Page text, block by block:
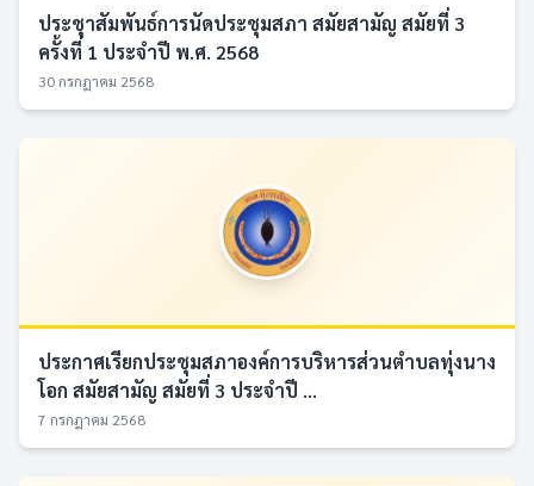
ประชุาสัมพันธ์การนัดประชุมสภา สมัยสามัญ สมัยที่ 3
ครั้งที่ 1 ประจำปี พ.ศ. 2568
30 กรกฎาคม 2568
ประกาศเรียกประชุมสภาองค์การบริหารส่วนตำบลทุ่งนาง
โอก สมัยสามัญ สมัยที่ 3 ประจำปี ...
7 กรกฎาคม 2568